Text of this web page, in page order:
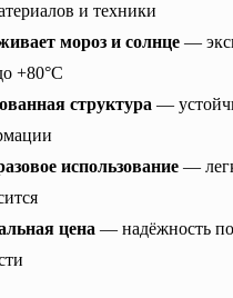
и техники
мороз и солнце —
+80°C
структура —
использование —
цена — надёжность